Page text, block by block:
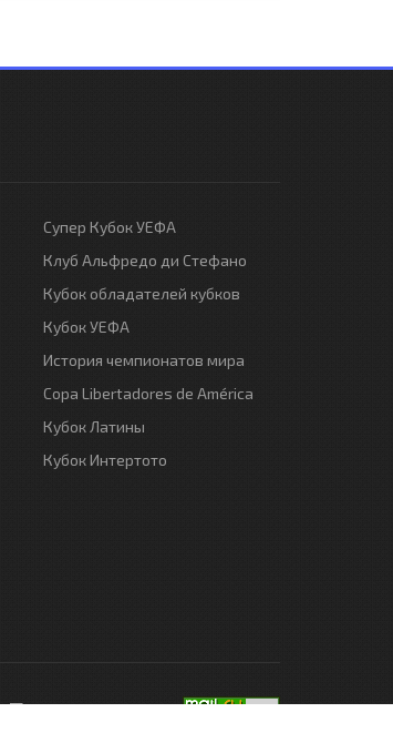
Супер Кубок УЕФА
Клуб Альфредо ди Стефано
Кубок обладателей кубков
Кубок УЕФА
История чемпионатов мира
Copa Libertadores de América
Кубок Латины
Кубок Интертото